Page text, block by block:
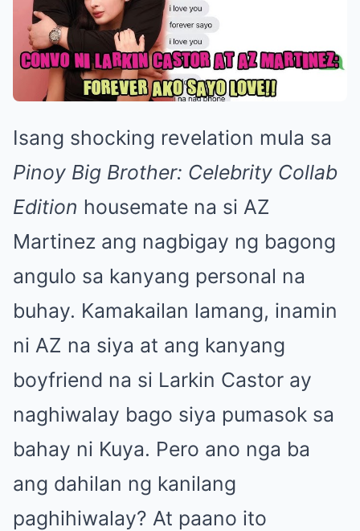
Isang shocking revelation mula sa
Pinoy Big Brother: Celebrity Collab
Edition housemate na si AZ
Martinez ang nagbigay ng bagong
angulo sa kanyang personal na
buhay. Kamakailan lamang, inamin
ni AZ na siya at ang kanyang
boyfriend na si Larkin Castor ay
naghiwalay bago siya pumasok sa
bahay ni Kuya. Pero ano nga ba
ang dahilan ng kanilang
paghihiwalay? At paano ito